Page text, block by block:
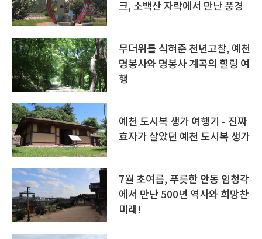
크, 소백산 자락에서 만난 풍경
무더위를 식혀준 천년고찰, 예천
명봉사와 명봉사 계곡의 힐링 여
행
예천 도시복 생가 여행기 - 진짜
효자가 살았던 예천 도시복 생가
7월 초여름, 푸릇한 안동 임청각
에서 만난 500년 역사와 희망찬
미래!